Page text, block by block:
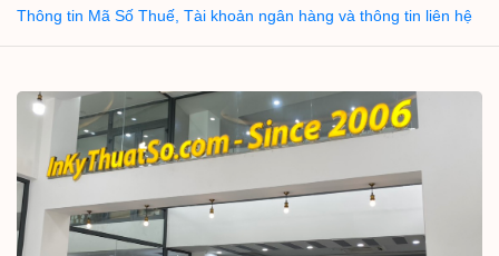
Thông tin Mã Số Thuế, Tài khoản ngân hàng và thông tin liên hệ